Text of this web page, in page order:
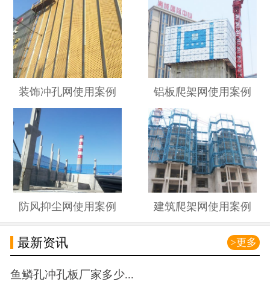
装饰冲孔网使用案例 铝板爬架网使用案例
防风抑尘网使用案例 建筑爬架网使用案例
>更多
最新资讯
鱼鳞孔冲孔板厂家多少...